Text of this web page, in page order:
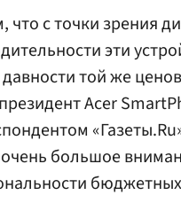
что с точки зрения
эти
той же
Acer
большое